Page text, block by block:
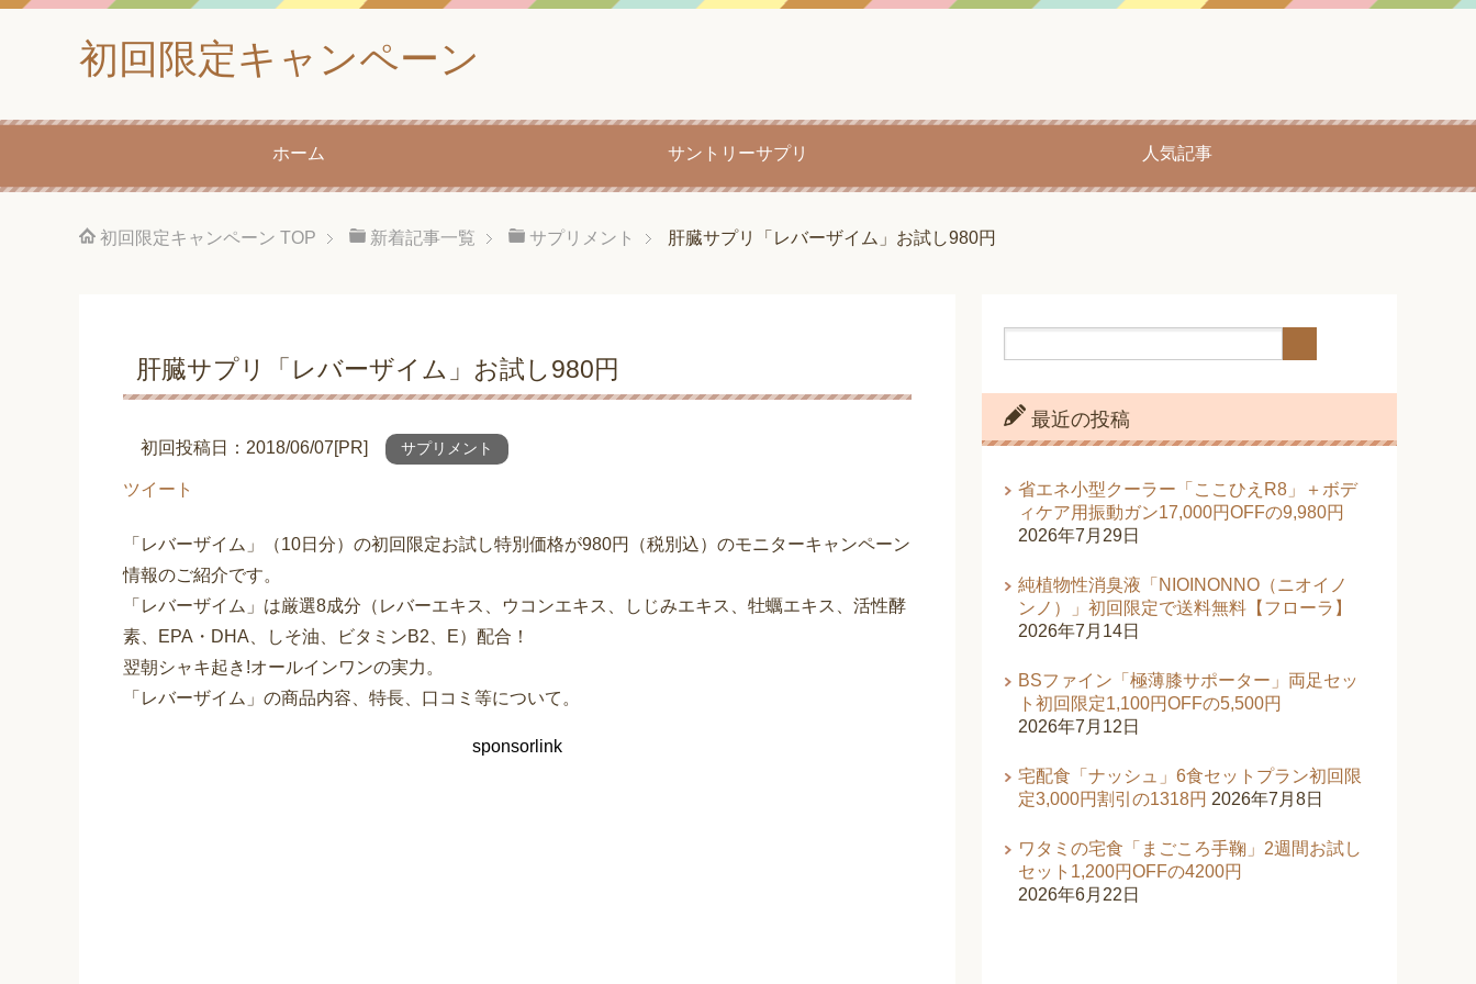
初回限定キャンペーン
ホーム サントリーサプリ 人気記事
初回限定キャンペーン TOP 新着記事一覧 サプリメント 肝臓サプリ「レバーザイム」お試し980円
肝臓サプリ「レバーザイム」お試し980円
初回投稿日：2018/06/07[PR] サプリメント
ツイート
「レバーザイム」（10日分）の初回限定お試し特別価格が980円（税別込）のモニターキャンペーン
情報のご紹介です。
「レバーザイム」は厳選8成分（レバーエキス、ウコンエキス、しじみエキス、牡蠣エキス、活性酵
素、EPA・DHA、しそ油、ビタミンB2、E）配合！
翌朝シャキ起き!オールインワンの実力。
「レバーザイム」の商品内容、特長、口コミ等について。
sponsorlink
最近の投稿
省エネ小型クーラー「ここひえR8」＋ボデ
ィケア用振動ガン17,000円OFFの9,980円
2026年7月29日
純植物性消臭液「NIOINONNO（ニオイノ
ンノ）」初回限定で送料無料【フローラ】
2026年7月14日
BSファイン「極薄膝サポーター」両足セッ
ト初回限定1,100円OFFの5,500円
2026年7月12日
宅配食「ナッシュ」6食セットプラン初回限
定3,000円割引の1318円 2026年7月8日
ワタミの宅食「まごころ手鞠」2週間お試し
セット1,200円OFFの4200円
2026年6月22日